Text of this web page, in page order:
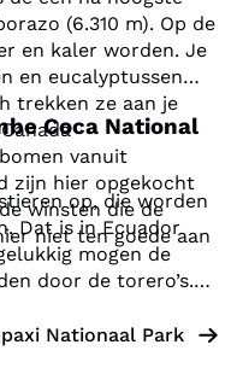
(6.310 m). Op de
en kaler worden. Je
en eucalyptussen
trekken ze aan je
vanuit
zijn hier opgekocht
winsten die de
niet ten goede aan
Coca National
op, die worden
Dat is in Ecuador
mogen de
door de torero’s.
caracara's.
Nationaal Park